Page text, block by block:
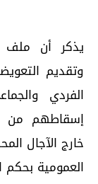
يذكر أن ملف
وتقديم
الفردي
إسقاطهم من
خارج الآجال
العمومية